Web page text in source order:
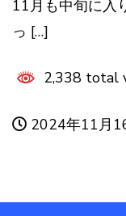
11月も中旬に入
っ […]
2,338 total
2024年11月